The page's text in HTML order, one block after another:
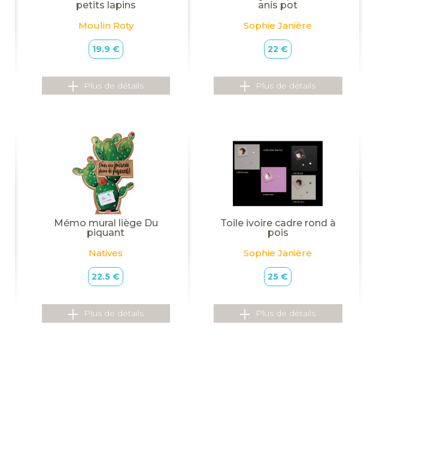
petits lapins
Moulin Roty
19.9 €
Plus de détails
anis pot
Sophie Janière
22 €
Plus de détails
Mémo mural liège Du
piquant
Natives
22.5 €
Plus de détails
Toile ivoire cadre rond à
pois
Sophie Janière
25 €
Plus de détails